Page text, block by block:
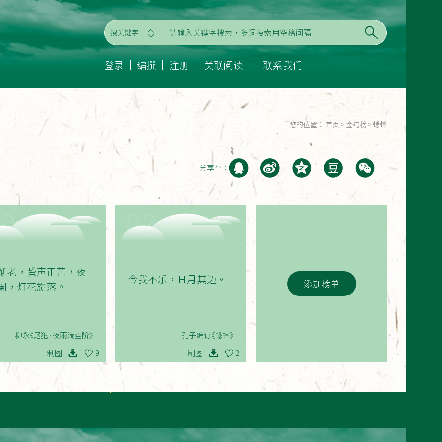
搜关键字
登录 编撰 注册 关联阅读 联系我们
您的位置： 首页 > 金句榜 > 蟋蟀
分享至：
老，蛩声正苦，夜
，灯花旋落。
柳永《尾犯·夜雨滴空阶》
制图 9
03
今我不乐，日月其迈。
孔子编订《蟋蟀》
制图 2
添加榜单